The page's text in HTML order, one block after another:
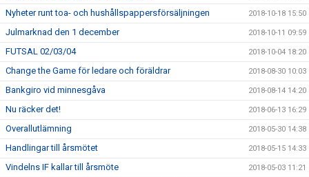
Nyheter runt toa- och hushållspappersförsäljningen 2018-10-18 15:50
Julmarknad den 1 december 2018-10-11 09:59
FUTSAL 02/03/04 2018-10-04 18:20
Change the Game för ledare och föräldrar 2018-08-30 10:03
Bankgiro vid minnesgåva 2018-08-14 14:20
Nu räcker det! 2018-06-13 16:29
Overallutlämning 2018-05-30 14:38
Handlingar till årsmötet 2018-05-15 14:33
Vindelns IF kallar till årsmöte 2018-05-03 11:21